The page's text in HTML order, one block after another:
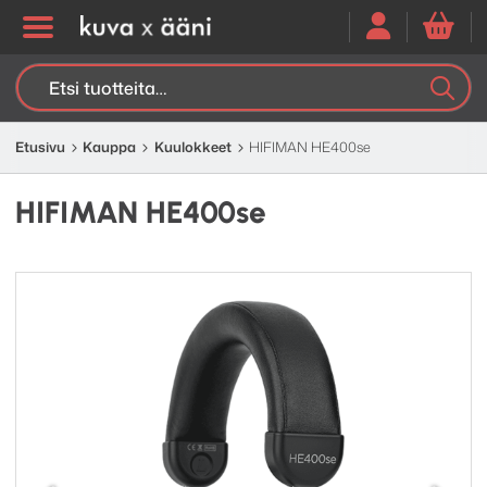
Etsi:
Etusivu Kauppa Kuulokkeet HIFIMAN HE400se
HIFIMAN HE400se
Edellinen